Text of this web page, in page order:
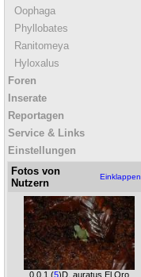
Oophaga
Phyllobates
Ranitomeya
Hyloxalus
Foren
Inserate
Reportagen
Service & Links
Einstellungen
Fotos von
Nutzern
Einklappen
0,0,1 (5)D. auratus El Oro